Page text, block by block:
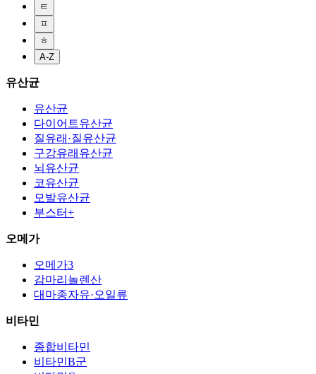
ㅌ
ㅍ
ㅎ
A-Z
유산균
유산균
다이어트유산균
질유래·질유산균
구강유래유산균
뇌유산균
코유산균
모발유산균
부스터+
오메가
오메가3
감마리놀렌산
대마종자유·오일류
비타민
종합비타민
비타민B군